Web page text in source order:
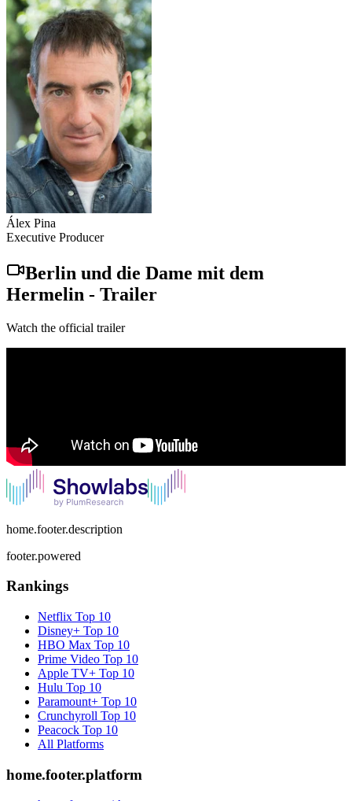
Álex Pina
Executive Producer
Berlin und die Dame mit dem
Hermelin - Trailer
Watch the official trailer
home.footer.description
footer.powered
Rankings
Netflix Top 10
Disney+ Top 10
HBO Max Top 10
Prime Video Top 10
Apple TV+ Top 10
Hulu Top 10
Paramount+ Top 10
Crunchyroll Top 10
Peacock Top 10
All Platforms
home.footer.platform